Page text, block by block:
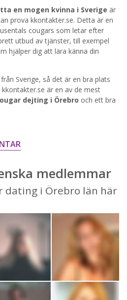
jag Villkoren
godkänner att ta emot information och
operatörer. Jag kan dra
jag vill.
NU!
en mogen kvinna i Sverige är
prova kkontakter.se. Detta är en
cougars som letar efter
utbud av tjänster, till exempel
hjälper dig att lära känna din
Sverige, så det är en bra plats
är en av de mest
dejting i Örebro och ett bra
medlemmar
dating i Örebro län här